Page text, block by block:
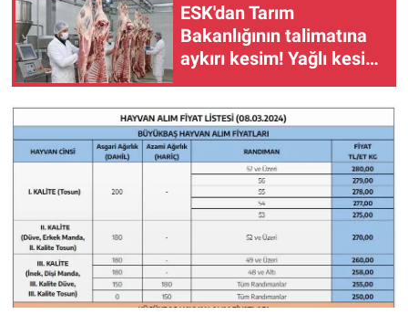
ESK'dan Tarım
Bakanlığının talimatına
aykırı kesim! Yağlı kesim
talimatı yok sayıldı